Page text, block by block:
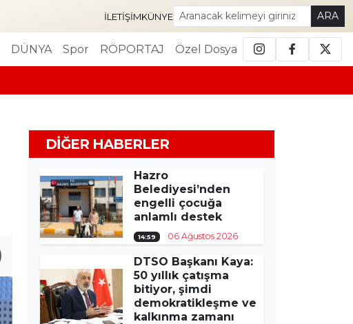
İLETIŞIMKÜNYE ARA
DÜNYA Spor RÖPORTAJ Özel Dosya
DIĞER HABERLER
Hazro
Belediyesi’nden
engelli çocuğa
anlamlı destek
14:59 06 Ağustos 2026
DTSO Başkanı Kaya:
50 yıllık çatışma
bitiyor, şimdi
demokratikleşme ve
kalkınma zamanı